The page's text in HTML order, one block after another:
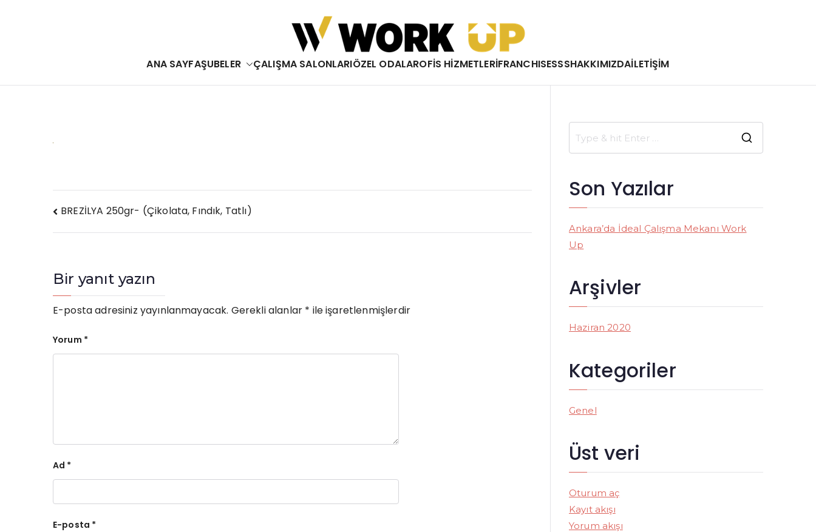
Work Up
Çalışma Özgürlüğü
ANA SAYFAŞUBELER ÇALIŞMA SALONLARIÖZEL ODALAROFİS HİZMETLERİFRANCHISESSSHAKKIMIZDAİLETİŞİM
Yazı
gezinmesi
BREZİLYA 250gr- (Çikolata, Fındık, Tatlı)
Bir yanıt yazın
E-posta adresiniz yayınlanmayacak. Gerekli alanlar * ile işaretlenmişlerdir
Yorum *
Ad *
E-posta *
c
Son Yazılar
Ankara’da İdeal Çalışma Mekanı Work
Up
Arşivler
Haziran 2020
Kategoriler
Genel
Üst veri
Oturum aç
Kayıt akışı
Yorum akışı